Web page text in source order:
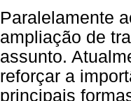
Paralelamente
ampliação de
assunto.
reforçar a
principais